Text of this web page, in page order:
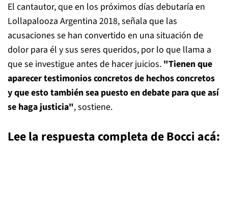
El cantautor, que en los próximos días debutaría en
Lollapalooza Argentina 2018, señala que las
acusaciones se han convertido en una situación de
dolor para él y sus seres queridos, por lo que llama a
que se investigue antes de hacer juicios. "Tienen que
aparecer testimonios concretos de hechos concretos
y que esto también sea puesto en debate para que así
se haga justicia", sostiene.
Lee la respuesta completa de Bocci acá: